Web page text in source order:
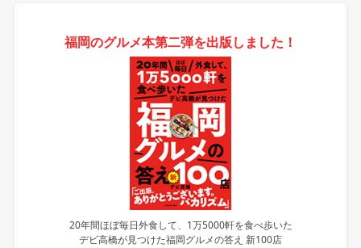
福岡のグルメ本第二弾を出版しました！
20年間ほぼ毎日外食して、1万5000軒を食べ歩いた
デビ高橋が見つけた福岡グルメの答え 新100店